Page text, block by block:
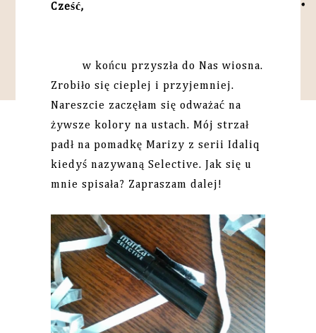
Cześć,
w końcu przyszła do Nas wiosna.
Zrobiło się cieplej i przyjemniej.
Nareszcie zaczęłam się odważać na
żywsze kolory na ustach. Mój strzał
padł na pomadkę Marizy z serii Idaliq
kiedyś nazywaną Selective. Jak się u
mnie spisała? Zapraszam dalej!